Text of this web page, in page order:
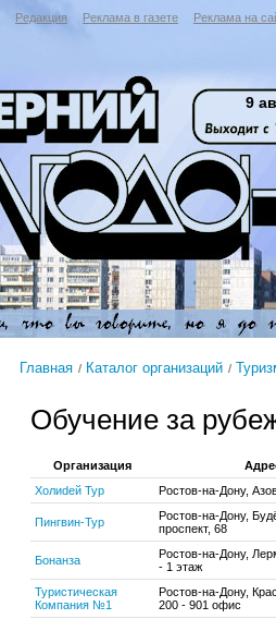
Редакция Реклама в газете Реклама на
9
Главная Каталог организаций
Обучение за
Организация
Холиdей Тур
Ростов-на-Дону,
Пингвин-Тур
Ростов-на-Дону,
проспект, 68
Бонанза
Ростов-на-Дону,
- 1 этаж
Туристическая
Компания №1
Ростов-на-Дону,
200 - 901 офис